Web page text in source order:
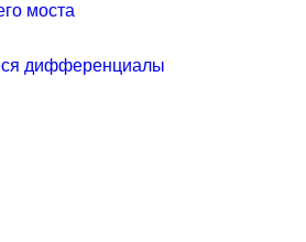
моста
дифференциалы